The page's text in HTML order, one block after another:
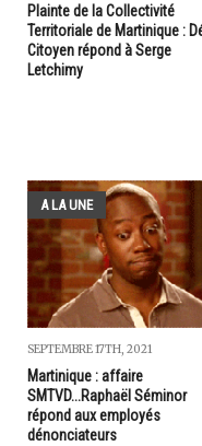
Plainte de la Collectivité
Territoriale de Martinique :
Citoyen répond à Serge
Letchimy
A LA UNE
SEPTEMBRE 17TH, 2021
Martinique : affaire
SMTVD...Raphaël Séminor
répond aux employés
dénonciateurs